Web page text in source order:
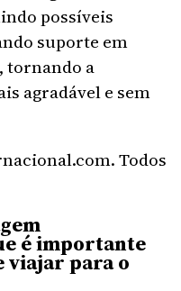
possíveis
suporte em
tornando a
agradável e sem
Todos
é importante
viajar para o